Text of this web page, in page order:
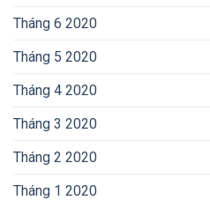
Tháng 6 2020
Tháng 5 2020
Tháng 4 2020
Tháng 3 2020
Tháng 2 2020
Tháng 1 2020